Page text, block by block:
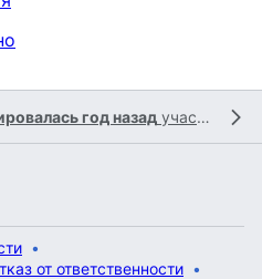
год назад участником
от ответственности